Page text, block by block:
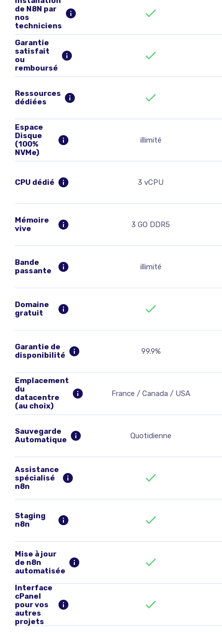
de N8N par
nos
techniciens
Garantie
satisfait
ou
remboursé
Ressources
dédiées
Espace
Disque
(100%
NVMe)
CPU dédié
Mémoire
vive
Bande
passante
Domaine
gratuit
Garantie de
disponibilité
Emplacement
du
datacentre
(au choix)
Sauvegarde
Automatique
Assistance
spécialisé
n8n
Staging
n8n
Mise à jour
de n8n
automatisée
Interface
cPanel
pour vos
autres
projets
illimité
3 vCPU
3 GO DDR5
illimité
99.9%
France / Canada / USA
Quotidienne